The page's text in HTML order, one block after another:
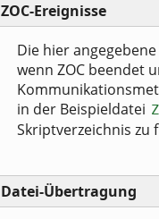
ZOC-Ereignisse
Die hier
wenn ZOC beendet
in der Beispieldatei
Skriptverzeichnis zu
Datei-Übertragung